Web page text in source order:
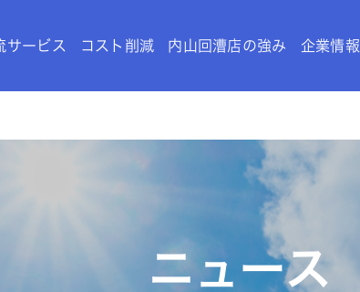
サービス コスト削減 内山回漕店の強み 企業情報
ニュース